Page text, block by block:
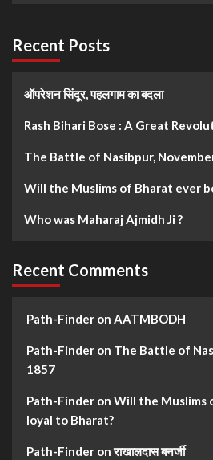
Recent Posts
ऑपरेशन सिंदूर, पहलगाम का बदला
Rash Bihari Bose : A Great
The Battle of Nasibpur,
Will the Muslims of Bharat ever
Who was Maharaj Ajmidh Ji ?
Recent Comments
Path-Finder on AATMBODH
Path-Finder on The Battle of
1857
Path-Finder on Will the Muslims
loyal to Bharat?
Path-Finder onराखालदास बनर्जी